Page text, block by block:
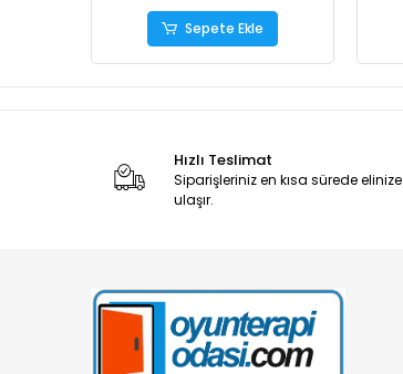
Sepete Ekle
Hızlı Teslimat
Siparişleriniz en kısa sürede elinize
ulaşır.